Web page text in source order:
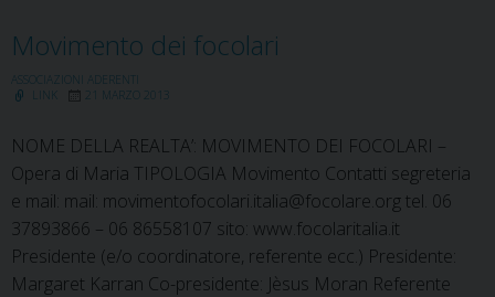
Movimento dei focolari
ASSOCIAZIONI ADERENTI
LINK
21 MARZO 2013
NOME DELLA REALTA’: MOVIMENTO DEI FOCOLARI –
Opera di Maria TIPOLOGIA Movimento Contatti segreteria
e mail: mail: movimentofocolari.italia@focolare.org tel. 06
37893866 – 06 86558107 sito: www.focolaritalia.it
Presidente (e/o coordinatore, referente ecc.) Presidente:
Margaret Karran Co-presidente: Jèsus Moran Referente